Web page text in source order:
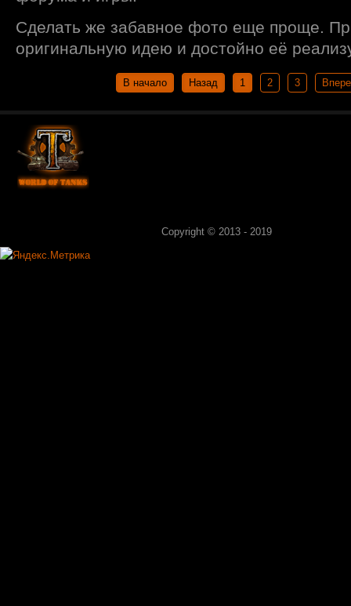
Сделать же забавное фото еще проще.
оригинальную идею и достойно её
В начало Назад 1 2 3
Copyright © 2013 - 2019